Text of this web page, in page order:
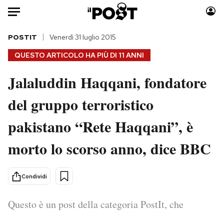
Auto
HOME
Italia
Politica
Tecnologia
Scienza
Cultura
Economia
Sport
Moda
Consumismi
Storie/Idee
Media
Mondiali calcio 2026
QUESTO ARTICOLO HA PIÙ DI 11 ANNI
POSTIT Venerdì 31 luglio 2015
Jalaluddin Haqqani, fondatore
del gruppo terroristico
pakistano “Rete Haqqani”, è
morto lo scorso anno, dice BBC
Condividi
Questo è un post della categoria PostIt, che